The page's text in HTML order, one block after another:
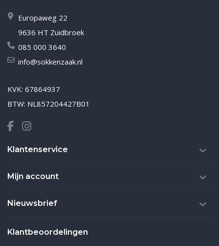
Europaweg 22
9636 HT Zuidbroek
085 000 3640
info@sokkenzaak.nl
KVK: 67864937
BTW: NL857204427B01
Klantenservice
Mijn account
Nieuwsbrief
Klantbeoordelingen